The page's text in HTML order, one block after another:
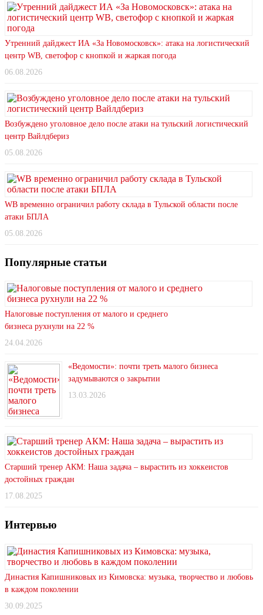
Утренний дайджест ИА «За Новомосковск»: атака на логистический
центр WB, светофор с кнопкой и жаркая погода
06.08.2026
Возбуждено уголовное дело после атаки на тульский логистический
центр Вайлдбериз
05.08.2026
WB временно ограничил работу склада в Тульской области после
атаки БПЛА
05.08.2026
Популярные статьи
Налоговые поступления от малого и среднего
бизнеса рухнули на 22 %
24.04.2026
«Ведомости»: почти треть малого бизнеса
задумываются о закрытии
13.03.2026
Старший тренер АКМ: Наша задача – вырастить из хоккеистов
достойных граждан
17.08.2025
Интервью
Династия Капишниковых из Кимовска: музыка, творчество и любовь
в каждом поколении
30.09.2025